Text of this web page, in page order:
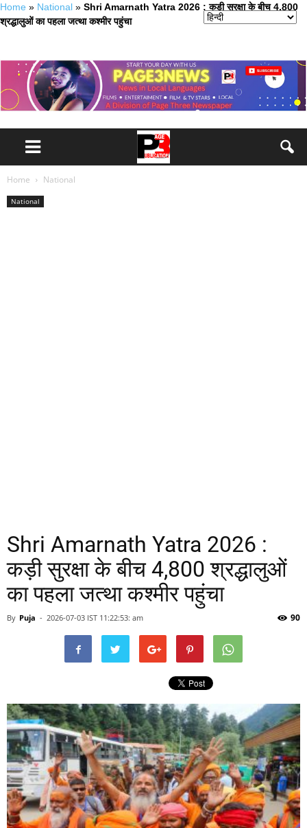
Home » National » Shri Amarnath Yatra 2026 : कड़ी सुरक्षा के बीच 4,800
श्रद्धालुओं का पहला जत्था कश्मीर पहुंचा
Home National
National
Shri Amarnath Yatra 2026 :
कड़ी सुरक्षा के बीच 4,800 श्रद्धालुओं
का पहला जत्था कश्मीर पहुंचा
By Puja - 2026-07-03 IST 11:22:53: am 90